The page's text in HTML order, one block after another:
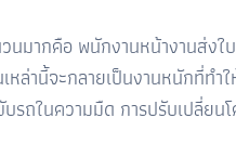
นมากคือ พนักงานหน้างานส่ง
ล่านี้จะกลายเป็นงานหนักที่ทำ
รถในความมืด การปรับเปลี่